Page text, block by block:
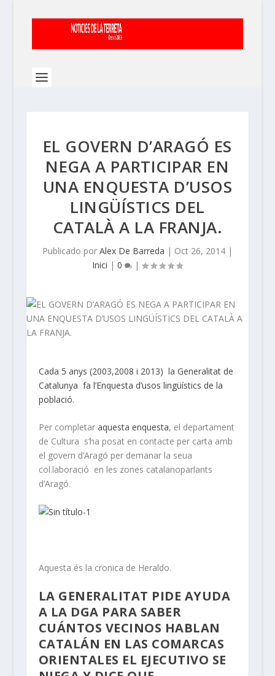
EL GOVERN D’ARAGÓ ES
NEGA A PARTICIPAR EN
UNA ENQUESTA D’USOS
LINGÜÍSTICS DEL
CATALÀ A LA FRANJA.
Publicado por Alex De Barreda | Oct 26, 2014|
Inici |0 |
Cada 5 anys (2003,2008 i 2013) la Generalitat de
Catalunya fa l’Enquesta d’usos lingüístics de la
població.
Per completar aquesta enquesta, el departament
de Cultura s’ha posat en contacte per carta amb
el govern d’Aragó per demanar la seua
col.laboració en les zones catalanoparlants
d’Aragó.
Aquesta és la cronica de Heraldo.
LA GENERALITAT PIDE AYUDA
A LA DGA PARA SABER
CUÁNTOS VECINOS HABLAN
CATALÁN EN LAS COMARCAS
ORIENTALES EL EJECUTIVO SE